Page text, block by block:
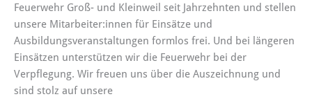
Feuerwehr Groß- und Kleinweil seit Jahrzehnten und stellen
unsere Mitarbeiter:innen für Einsätze und
Ausbildungsveranstaltungen formlos frei. Und bei längeren
Einsätzen unterstützen wir die Feuerwehr bei der
Verpflegung. Wir freuen uns über die Auszeichnung und
sind stolz auf unsere